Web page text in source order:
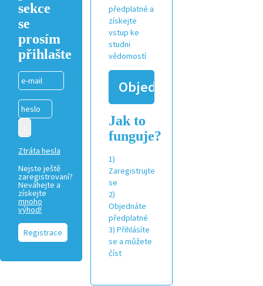
sekce
se
prosím
přihlašte
Ztráta hesla
Nejste ještě
zaregistrovaní?
Neváhejte a
získejte
mnoho
výhod!
Registrace
předplatné a
získejte
vstup ke
studni
vědomostí
Objednat
Jak to
funguje?
1)
Zaregistrujte
se
2)
Objednáte
předplatné
3) Přihlásíte
se a můžete
číst